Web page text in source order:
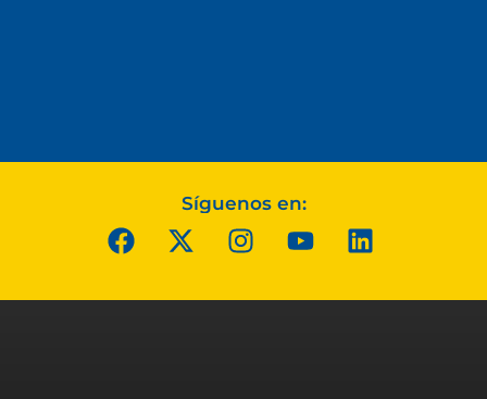
Síguenos en: